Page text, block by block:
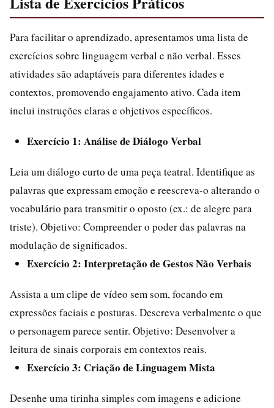
Para facilitar o aprendizado, apresentamos uma lista de
exercícios sobre linguagem verbal e não verbal. Esses
atividades são adaptáveis para diferentes idades e
contextos, promovendo engajamento ativo. Cada item
inclui instruções claras e objetivos específicos.
Exercício 1: Análise de Diálogo Verbal
Leia um diálogo curto de uma peça teatral. Identifique as
palavras que expressam emoção e reescreva-o alterando o
vocabulário para transmitir o oposto (ex.: de alegre para
triste). Objetivo: Compreender o poder das palavras na
modulação de significados.
Exercício 2: Interpretação de Gestos Não Verbais
Assista a um clipe de vídeo sem som, focando em
expressões faciais e posturas. Descreva verbalmente o que
o personagem parece sentir. Objetivo: Desenvolver a
leitura de sinais corporais em contextos reais.
Exercício 3: Criação de Linguagem Mista
Desenhe uma tirinha simples com imagens e adicione